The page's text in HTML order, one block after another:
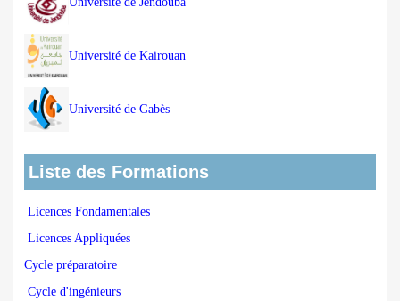
Université de Kairouan
Université de Gabès
Liste des Formations
Licences Fondamentales
Licences Appliquées
Cycle préparatoire
Cycle d'ingénieurs